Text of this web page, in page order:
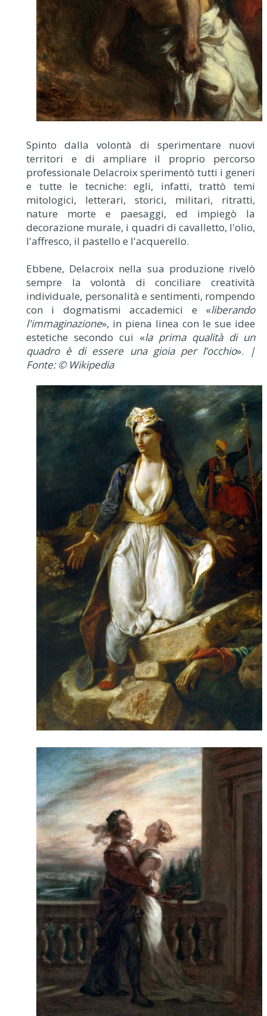
Spinto dalla volontà di sperimentare nuovi
territori e di ampliare il proprio percorso
professionale Delacroix sperimentò tutti i generi
e tutte le tecniche: egli, infatti, trattò temi
mitologici, letterari, storici, militari, ritratti,
nature morte e paesaggi, ed impiegò la
decorazione murale, i quadri di cavalletto, l'olio,
l'affresco, il pastello e l'acquerello.
Ebbene, Delacroix nella sua produzione rivelò
sempre la volontà di conciliare creatività
individuale, personalità e sentimenti, rompendo
con i dogmatismi accademici e «liberando
l'immaginazione», in piena linea con le sue idee
estetiche secondo cui «la prima qualità di un
quadro è di essere una gioia per l’occhio».
|
Fonte: © Wikipedia